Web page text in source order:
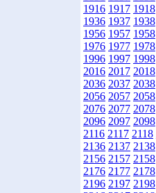
1916 1917 1918
1936 1937 1938
1956 1957 1958
1976 1977 1978
1996 1997 1998
2016 2017 2018
2036 2037 2038
2056 2057 2058
2076 2077 2078
2096 2097 2098
2116 2117 2118
2136 2137 2138
2156 2157 2158
2176 2177 2178
2196 2197 2198